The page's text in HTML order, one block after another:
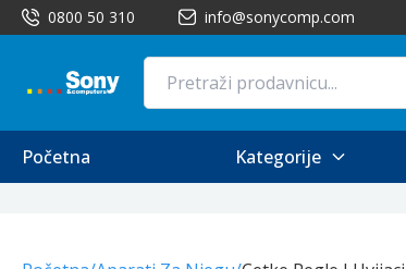
0800 50 310 info@sonycomp.com
Početna
Kategorije